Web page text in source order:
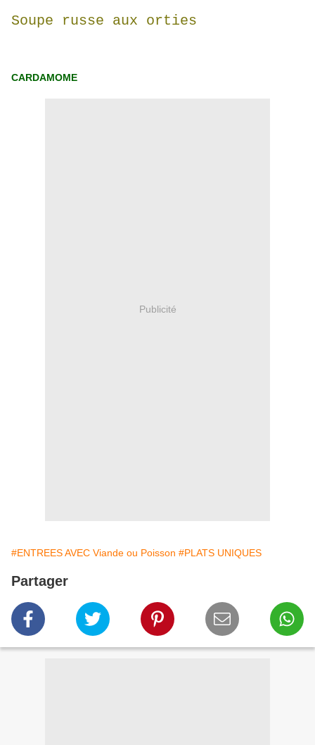
Soupe russe aux orties
CARDAMOME
Publicité
#ENTREES AVEC Viande ou Poisson #PLATS UNIQUES
Partager